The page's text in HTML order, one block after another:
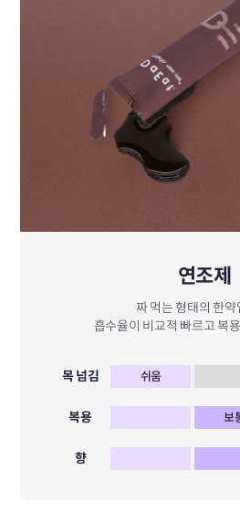
연조제
짜 먹는 형태의 한약
흡수율이 비교적 빠르고 복
목 넘김 쉬움
복용 보
향